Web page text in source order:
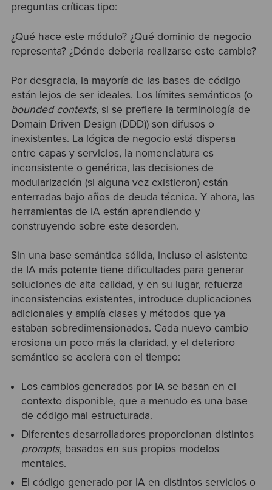
preguntas críticas tipo:
¿Qué hace este módulo? ¿Qué dominio de negocio
representa? ¿Dónde debería realizarse este cambio?
Por desgracia, la mayoría de las bases de código
están lejos de ser ideales. Los límites semánticos (o
bounded contexts, si se prefiere la terminología de
Domain Driven Design (DDD)) son difusos o
inexistentes. La lógica de negocio está dispersa
entre capas y servicios, la nomenclatura es
inconsistente o genérica, las decisiones de
modularización (si alguna vez existieron) están
enterradas bajo años de deuda técnica. Y ahora, las
herramientas de IA están aprendiendo y
construyendo sobre este desorden.
Sin una base semántica sólida, incluso el asistente
de IA más potente tiene dificultades para generar
soluciones de alta calidad, y en su lugar, refuerza
inconsistencias existentes, introduce duplicaciones
adicionales y amplía clases y métodos que ya
estaban sobredimensionados. Cada nuevo cambio
erosiona un poco más la claridad, y el deterioro
semántico se acelera con el tiempo:
Los cambios generados por IA se basan en el
contexto disponible, que a menudo es una base
de código mal estructurada.
Diferentes desarrolladores proporcionan distintos
prompts, basados en sus propios modelos
mentales.
El código generado por IA en distintos servicios o